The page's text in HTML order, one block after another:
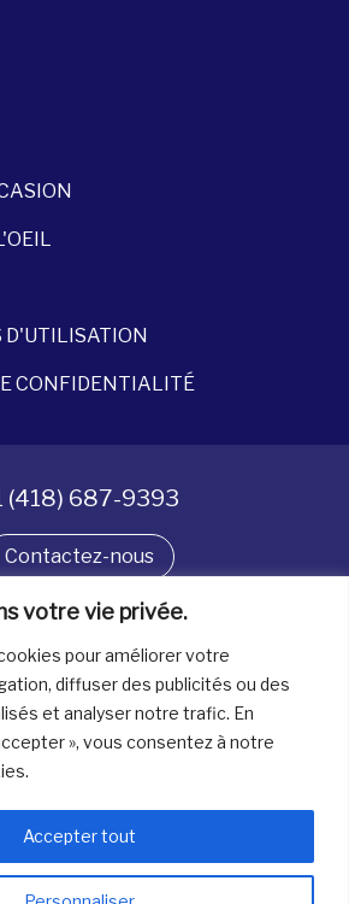
votre vie privée.
pour améliorer votre
diffuser des publicités ou des
et analyser notre trafic. En
», vous consentez à notre
Accepter tout
D'UTILISATION
CONFIDENTIALITÉ
(418) 687-9393
Contactez-nous
Suivez-nous
réservés. © La boîte à bijoux 2026